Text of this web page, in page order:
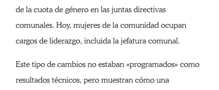
de la cuota de género en las juntas directivas
comunales. Hoy, mujeres de la comunidad ocupan
cargos de liderazgo, incluida la jefatura comunal.
Este tipo de cambios no estaban «programados» como
resultados técnicos, pero muestran cómo una